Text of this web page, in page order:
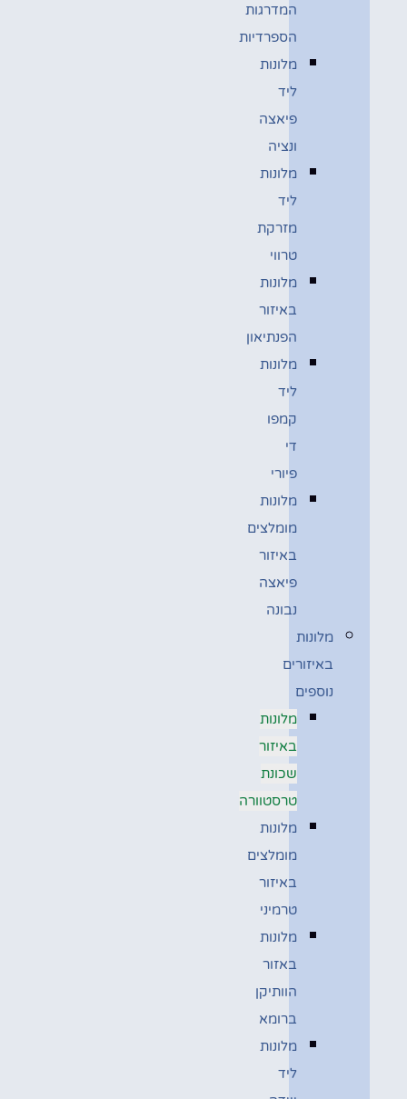
המדרגות
הספרדיות
מלונות
ליד
פיאצה
ונציה
מלונות
ליד
מזרקת
טרווי
מלונות
באיזור
הפנתיאון
מלונות
ליד
קמפו
די
פיורי
מלונות
מומלצים
באיזור
פיאצה
נבונה
מלונות
באיזורים
נוספים
מלונות
באיזור
שכונת
טרסטוורה
מלונות
מומלצים
באיזור
טרמיני
מלונות
באזור
הוותיקן
ברומא
מלונות
ליד